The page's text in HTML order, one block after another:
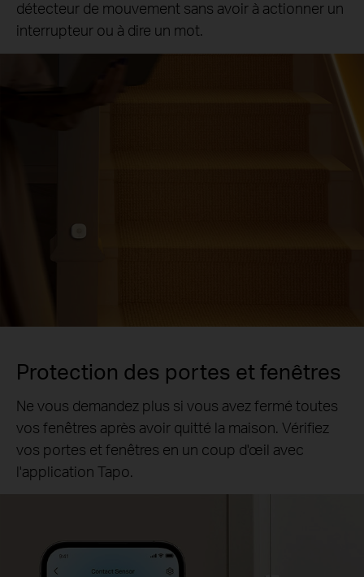
détecteur de mouvement sans avoir à actionner un
interrupteur ou à dire un mot.
Protection des portes et fenêtres
Ne vous demandez plus si vous avez fermé toutes
vos fenêtres après avoir quitté la maison. Vérifiez
vos portes et fenêtres en un coup d'œil avec
l'application Tapo.